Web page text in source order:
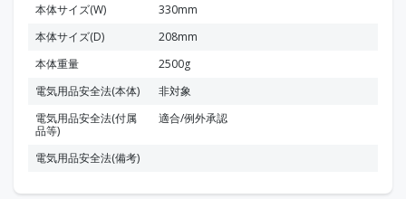
本体サイズ(W)
330mm
本体サイズ(D)
208mm
本体重量
2500g
電気用品安全法(本体)
非対象
電気用品安全法(付属
品等)
適合/例外承認
電気用品安全法(備考)